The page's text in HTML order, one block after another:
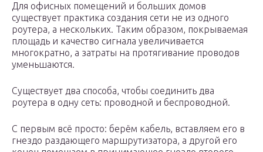
Для офисных помещений и больших домов
существует практика создания сети не из одного
роутера, а нескольких. Таким образом, покрываемая
площадь и качество сигнала увеличивается
многократно, а затраты на протягивание проводов
уменьшаются.
Существует два способа, чтобы соединить два
роутера в одну сеть: проводной и беспроводной.
С первым всё просто: берём кабель, вставляем его в
гнездо раздающего маршрутизатора, а другой его